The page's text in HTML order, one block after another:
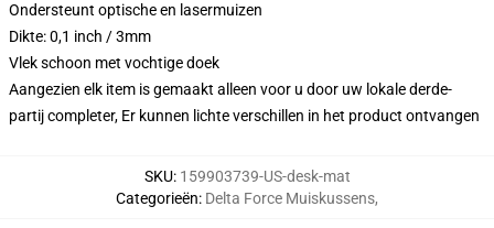
Ondersteunt optische en lasermuizen
Dikte: 0,1 inch / 3mm
Vlek schoon met vochtige doek
Aangezien elk item is gemaakt alleen voor u door uw lokale derde-
partij completer, Er kunnen lichte verschillen in het product ontvangen
SKU: 159903739-US-desk-mat
Categorieën: Delta Force Muiskussens,